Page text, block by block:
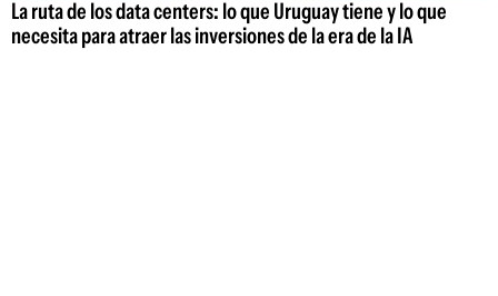
La ruta de los data centers: lo que Uruguay tiene y lo que
necesita para atraer las inversiones de la era de la IA